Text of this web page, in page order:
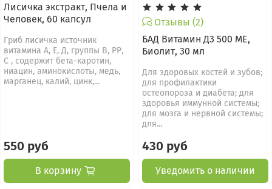
Лисичка экстракт, Пчела и
Человек, 60 капсул
Гриб лисичка источник
витамина А, Е, Д, группы В, РР,
С , содержит бета-каротин,
ниацин, аминокислоты, медь,
марганец, калий, цинк,...
550 руб
В корзину
Отзывы (2)
БАД Витамин Д3 500 МЕ,
Биолит, 30 мл
Для здоровых костей и зубов;
для профилактики
остеопороза и диабета; для
здоровья иммунной системы;
для мозга и нервной системы;
для...
430 руб
Уведомить о наличии